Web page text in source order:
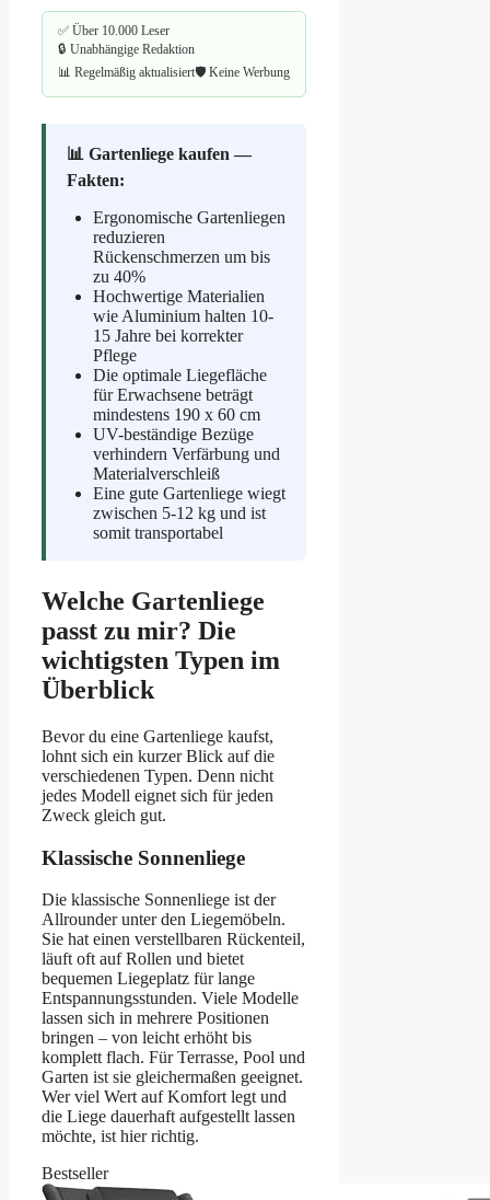
✅ Über 10.000 Leser
🔒 Unabhängige Redaktion
📊 Regelmäßig aktualisiert🛡️ Keine Werbung
📊 Gartenliege kaufen —
Fakten:
Ergonomische Gartenliegen
reduzieren
Rückenschmerzen um bis
zu 40%
Hochwertige Materialien
wie Aluminium halten 10-
15 Jahre bei korrekter
Pflege
Die optimale Liegefläche
für Erwachsene beträgt
mindestens 190 x 60 cm
UV-beständige Bezüge
verhindern Verfärbung und
Materialverschleiß
Eine gute Gartenliege wiegt
zwischen 5-12 kg und ist
somit transportabel
Welche Gartenliege
passt zu mir? Die
wichtigsten Typen im
Überblick
Bevor du eine Gartenliege kaufst,
lohnt sich ein kurzer Blick auf die
verschiedenen Typen. Denn nicht
jedes Modell eignet sich für jeden
Zweck gleich gut.
Klassische Sonnenliege
Die klassische Sonnenliege ist der
Allrounder unter den Liegemöbeln.
Sie hat einen verstellbaren Rückenteil,
läuft oft auf Rollen und bietet
bequemen Liegeplatz für lange
Entspannungsstunden. Viele Modelle
lassen sich in mehrere Positionen
bringen – von leicht erhöht bis
komplett flach. Für Terrasse, Pool und
Garten ist sie gleichermaßen geeignet.
Wer viel Wert auf Komfort legt und
die Liege dauerhaft aufgestellt lassen
möchte, ist hier richtig.
Bestseller